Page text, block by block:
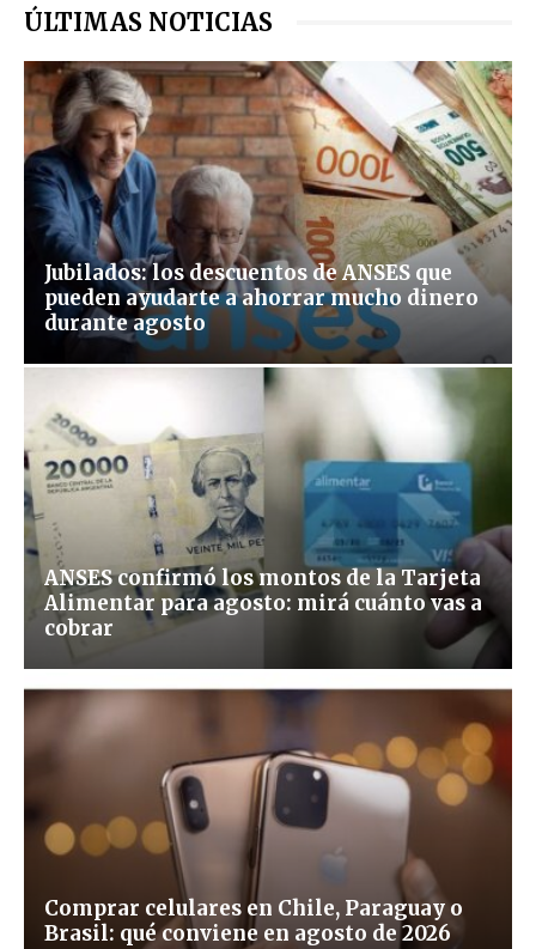
ÚLTIMAS NOTICIAS
Jubilados: los descuentos de ANSES que
pueden ayudarte a ahorrar mucho dinero
durante agosto
ANSES confirmó los montos de la Tarjeta
Alimentar para agosto: mirá cuánto vas a
cobrar
Comprar celulares en Chile, Paraguay o
Brasil: qué conviene en agosto de 2026